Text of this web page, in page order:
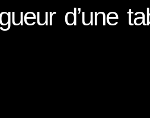
d’une